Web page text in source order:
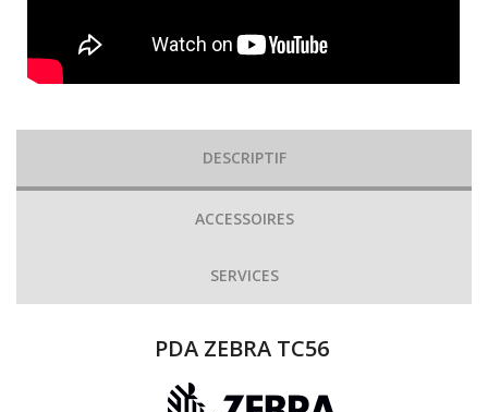
DESCRIPTIF
ACCESSOIRES
SERVICES
PDA ZEBRA TC56